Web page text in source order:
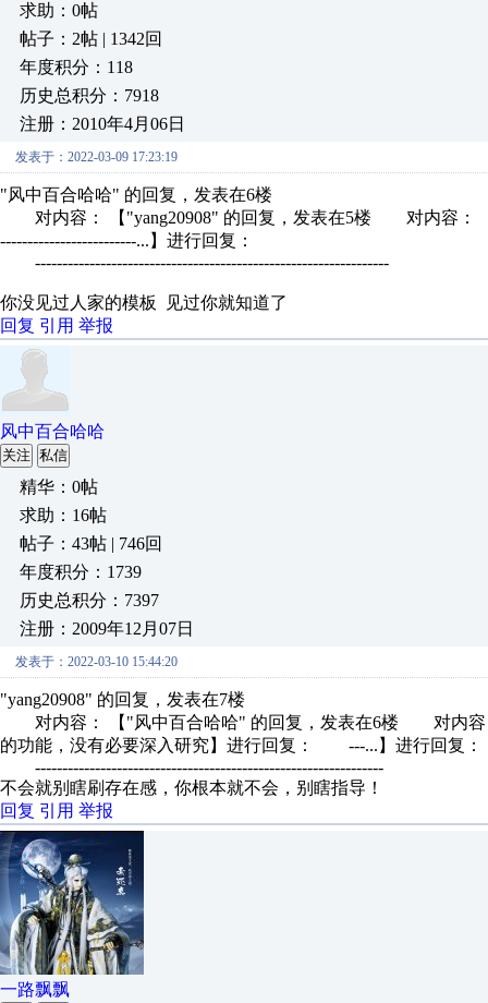
求助：0帖
帖子：2帖 | 1342回
年度积分：118
历史总积分：7918
注册：2010年4月06日
发表于：2022-03-09 17:23:19
"风中百合哈哈" 的回复，发表在6楼
对内容： 【"yang20908" 的回复，发表在5楼 对内容：
-------------------------...】进行回复：
-----------------------------------------------------------------
你没见过人家的模板 见过你就知道了
回复 引用 举报
风中百合哈哈
关注 私信
精华：0帖
求助：16帖
帖子：43帖 | 746回
年度积分：1739
历史总积分：7397
注册：2009年12月07日
发表于：2022-03-10 15:44:20
"yang20908" 的回复，发表在7楼
对内容： 【"风中百合哈哈" 的回复，发表在6楼 对内容
的功能，没有必要深入研究】进行回复： ---...】进行回复：
----------------------------------------------------------------
不会就别瞎刷存在感，你根本就不会，别瞎指导！
回复 引用 举报
一路飘飘